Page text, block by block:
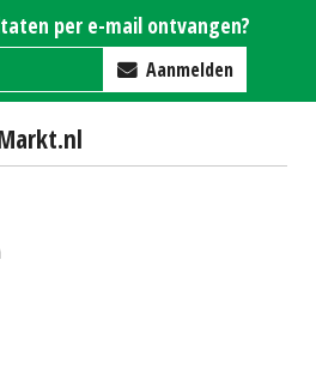
per e-mail ontvangen?
Aanmelden